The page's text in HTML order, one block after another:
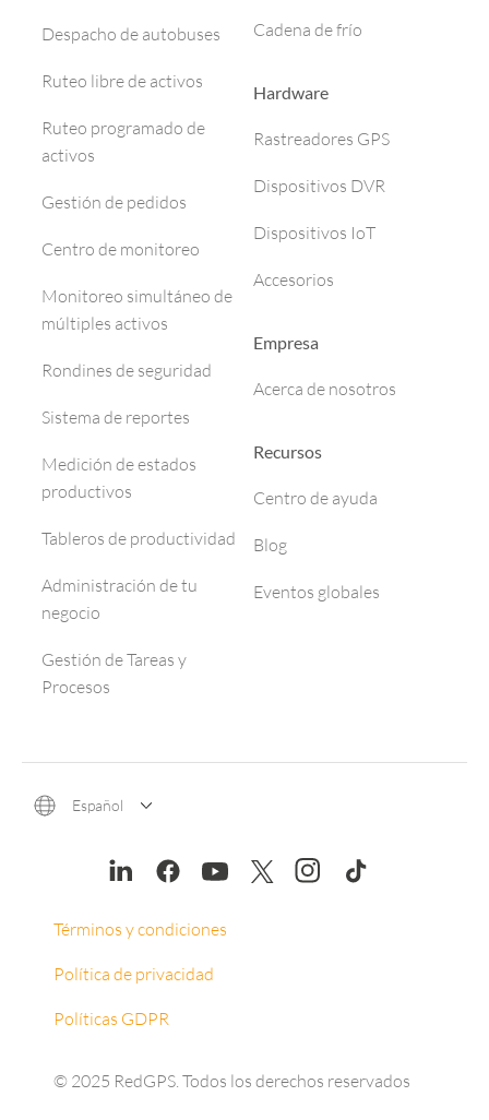
Despacho de autobuses
Ruteo libre de activos
Ruteo programado de
activos
Gestión de pedidos
Centro de monitoreo
Monitoreo simultáneo de
múltiples activos
Rondines de seguridad
Sistema de reportes
Medición de estados
productivos
Tableros de productividad
Administración de tu
negocio
Gestión de Tareas y
Procesos
Cadena de frío
Hardware
Rastreadores GPS
Dispositivos DVR
Dispositivos IoT
Accesorios
Empresa
Acerca de nosotros
Recursos
Centro de ayuda
Blog
Eventos globales
Español
Términos y condiciones
Política de privacidad
Políticas GDPR
© 2025 RedGPS. Todos los derechos reservados